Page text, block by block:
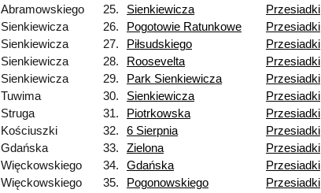
Abramowskiego
25. Sienkiewicza
Przesiadki
Sienkiewicza
26. Pogotowie Ratunkowe
Przesiadki
Sienkiewicza
27. Piłsudskiego
Przesiadki
Sienkiewicza
28. Roosevelta
Przesiadki
Sienkiewicza
29. Park Sienkiewicza
Przesiadki
Tuwima
30. Sienkiewicza
Przesiadki
Struga
31. Piotrkowska
Przesiadki
Kościuszki
32. 6 Sierpnia
Przesiadki
Gdańska
33. Zielona
Przesiadki
Więckowskiego
34. Gdańska
Przesiadki
Więckowskiego
35. Pogonowskiego
Przesiadki